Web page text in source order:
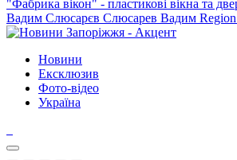
"Фабрика вікон" - пластикові вікна та
Вадим Слюсарєв Слюсарев Вадим Region
Новини
Ексклюзив
Фото-відео
Україна